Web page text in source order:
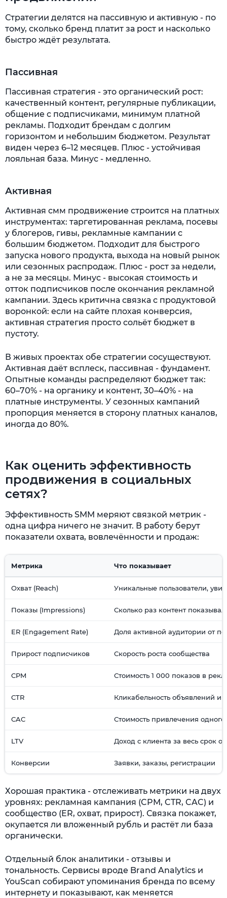
Стратегии делятся на пассивную и активную - по
тому, сколько бренд платит за рост и насколько
быстро ждёт результата.
Пассивная
Пассивная стратегия - это органический рост:
качественный контент, регулярные публикации,
общение с подписчиками, минимум платной
рекламы. Подходит брендам с долгим
горизонтом и небольшим бюджетом. Результат
виден через 6–12 месяцев. Плюс - устойчивая
лояльная база. Минус - медленно.
Активная
Активная смм продвижение строится на платных
инструментах: таргетированная реклама, посевы
у блогеров, гивы, рекламные кампании с
большим бюджетом. Подходит для быстрого
запуска нового продукта, выхода на новый рынок
или сезонных распродаж. Плюс - рост за недели,
а не за месяцы. Минус - высокая стоимость и
отток подписчиков после окончания рекламной
кампании. Здесь критична связка с продуктовой
воронкой: если на сайте плохая конверсия,
активная стратегия просто сольёт бюджет в
пустоту.
В живых проектах обе стратегии сосуществуют.
Активная даёт всплеск, пассивная - фундамент.
Опытные команды распределяют бюджет так:
60–70% - на органику и контент, 30–40% - на
платные инструменты. У сезонных кампаний
пропорция меняется в сторону платных каналов,
иногда до 80%.
Как оценить эффективность
продвижения в социальных
сетях?
Эффективность SMM меряют связкой метрик -
одна цифра ничего не значит. В работу берут
показатели охвата, вовлечённости и продаж:
Метрика Что показывает
Охват (Reach) Уникальные пользователи,
Показы (Impressions) Сколько раз контент
ER (Engagement Rate) Доля активной аудитории от
Прирост подписчиков Скорость роста сообщества
CPM Стоимость 1 000 показов в
CTR Кликабельность объявлений и
CAC Стоимость привлечения одного
LTV Доход с клиента за весь срок
Конверсии Заявки, заказы, регистрации
Хорошая практика - отслеживать метрики на двух
уровнях: рекламная кампания (CPM, CTR, CAC) и
сообщество (ER, охват, прирост). Связка покажет,
окупается ли вложенный рубль и растёт ли база
органически.
Отдельный блок аналитики - отзывы и
тональность. Сервисы вроде Brand Analytics и
YouScan собирают упоминания бренда по всему
интернету и показывают, как меняется